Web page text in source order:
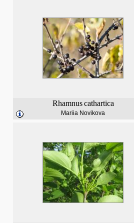
Rhamnus cathartica
Mariia Novikova